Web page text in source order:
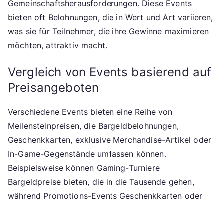
Gemeinschaftsherausforderungen. Diese Events
bieten oft Belohnungen, die in Wert und Art variieren,
was sie für Teilnehmer, die ihre Gewinne maximieren
möchten, attraktiv macht.
Vergleich von Events basierend auf
Preisangeboten
Verschiedene Events bieten eine Reihe von
Meilensteinpreisen, die Bargeldbelohnungen,
Geschenkkarten, exklusive Merchandise-Artikel oder
In-Game-Gegenstände umfassen können.
Beispielsweise können Gaming-Turniere
Bargeldpreise bieten, die in die Tausende gehen,
während Promotions-Events Geschenkkarten oder